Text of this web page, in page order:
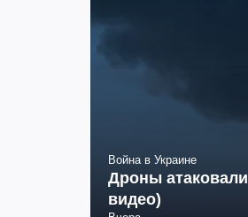
Война в Украине
Дроны
видео)